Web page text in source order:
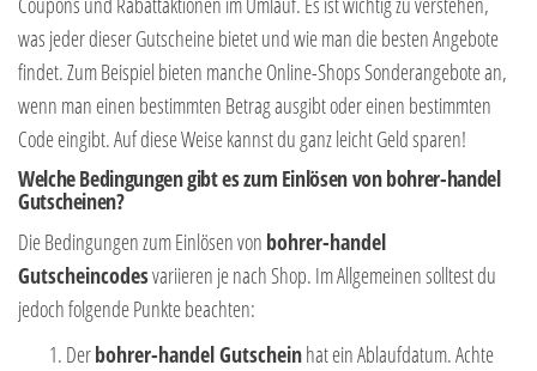
was jeder dieser Gutscheine bietet und wie man die besten Angebote
findet. Zum Beispiel bieten manche Online-Shops Sonderangebote an,
wenn man einen bestimmten Betrag ausgibt oder einen bestimmten
Code eingibt. Auf diese Weise kannst du ganz leicht Geld sparen!
Welche Bedingungen gibt es zum Einlösen von bohrer-handel
Gutscheinen?
Die Bedingungen zum Einlösen von bohrer-handel
Gutscheincodesvariieren je nach Shop. Im Allgemeinen solltest du
jedoch folgende Punkte beachten:
Derbohrer-handel Gutscheinhat ein Ablaufdatum. Achte